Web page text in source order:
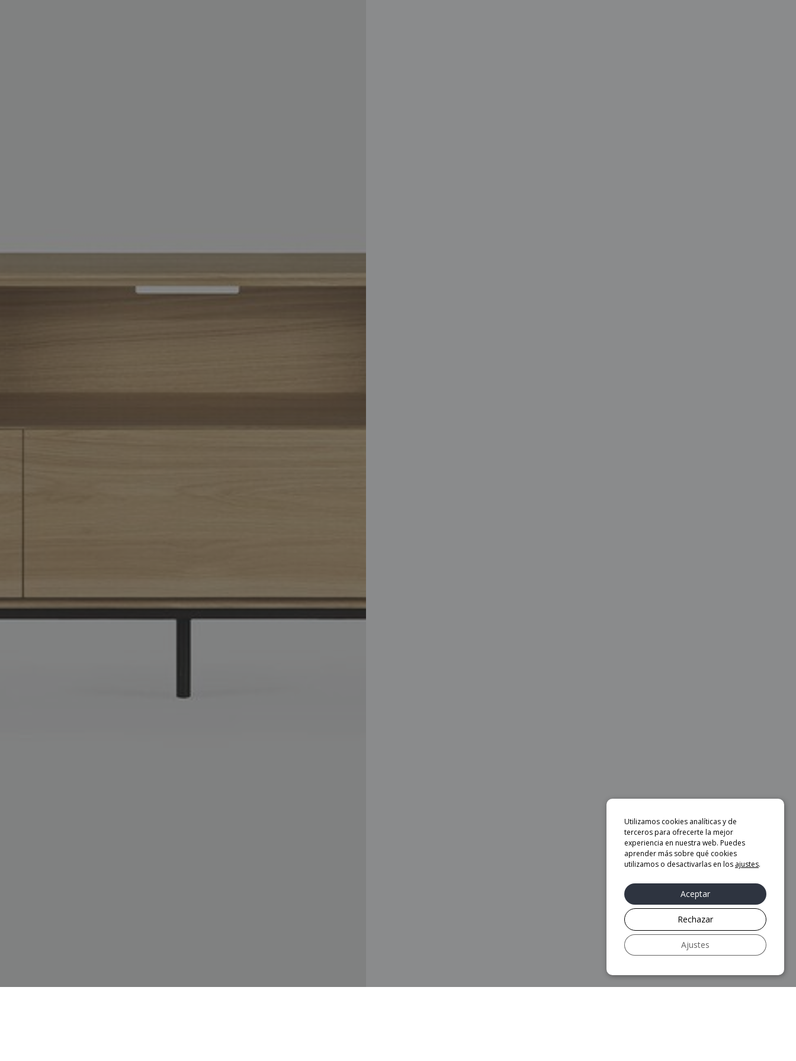
Utilizamos cookies analíticas y de
terceros para ofrecerte la mejor
experiencia en nuestra web. Puedes
aprender más sobre qué cookies
utilizamos o desactivarlas en los ajustes.
Aceptar
Rechazar
Ajustes